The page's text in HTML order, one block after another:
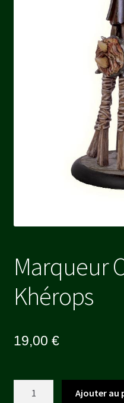
Validation de la commande
Marqueur
Khérops
19,00 €
Ajouter au